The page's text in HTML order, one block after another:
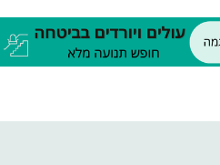
חשוב מאוד להקפיד על כך שחום
גופם לא יעלה מעל 40-39 מעלות
משום שחום גבוה כל כך, בעיקר
למדוד את חום גופו, יש היום מגוון